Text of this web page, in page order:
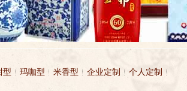
型 玛咖型 米香型 企业定制 个人定制